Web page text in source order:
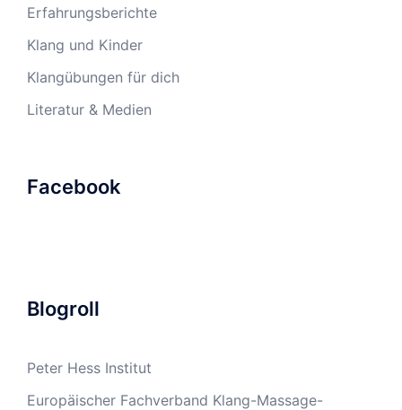
Erfahrungsberichte
Klang und Kinder
Klangübungen für dich
Literatur & Medien
Facebook
Blogroll
Peter Hess Institut
Europäischer Fachverband Klang-Massage-